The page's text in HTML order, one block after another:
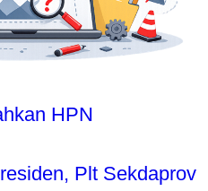
HPN
Plt Sekdaprov